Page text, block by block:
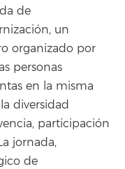
de
un
organizado por
personas
en la misma
diversidad
participación
jornada,
de